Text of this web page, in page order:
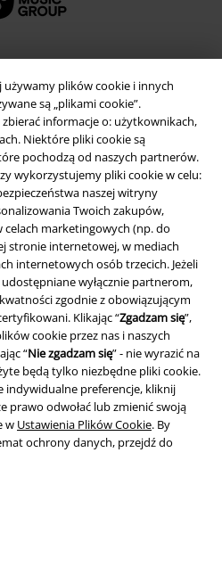
plików cookie i innych
są „plikami cookie”.
informacje o: użytkownikach,
Niektóre pliki cookie są
pochodzą od naszych partnerów.
wykorzystujemy pliki cookie w celu:
naszej witryny
Twoich zakupów,
celach marketingowych (np. do
stronie internetowej, w mediach
internetowych osób trzecich. Jeżeli
udostępniane wyłącznie partnerom,
zgodnie z obowiązującym
Klikając “Zgadzam się”,
cookie przez nas i naszych
“Nie zgadzam się” - nie wyrazić na
będą tylko niezbędne pliki cookie.
indywidualne preferencje, kliknij
prawo odwołać lub zmienić swoją
w Ustawienia Plików Cookie. By
ochrony danych, przejdź do
środowiska